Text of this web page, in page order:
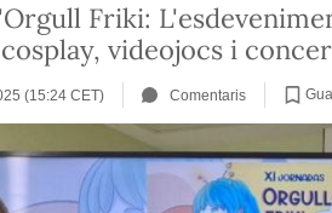
Friki:
videojocs i
(15:24 CET) Comentaris